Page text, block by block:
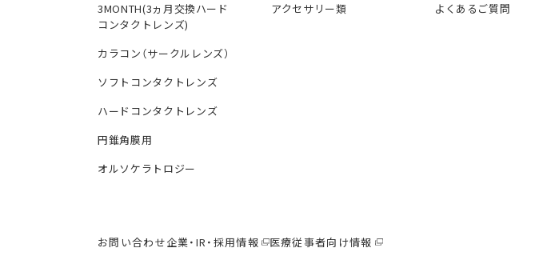
3MONTH(3ヵ月交換ハード
コンタクトレンズ)
カラコン（サークルレンズ）
ソフトコンタクトレンズ
ハードコンタクトレンズ
円錐角膜用
オルソケラトロジー
アクセサリー類
よくあるご質問
お問い合わせ企業・IR・採用情報 医療従事者向け情報